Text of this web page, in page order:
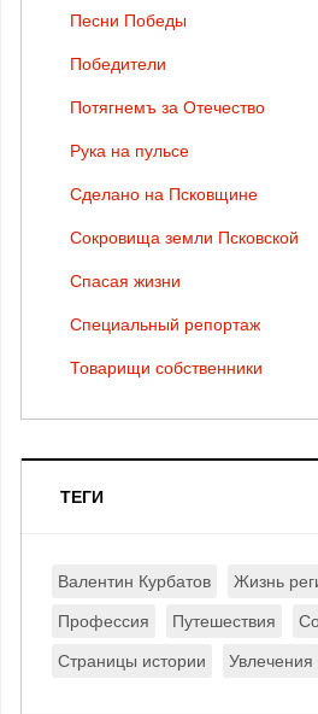
Песни Победы
Победители
Потягнемъ за Отечество
Рука на пульсе
Сделано на Псковщине
Сокровища земли Псковской
Спасая жизни
Специальный репортаж
Товарищи собственники
ТЕГИ
Валентин Курбатов Жизнь
Профессия Путешествия
Страницы истории Увлечения